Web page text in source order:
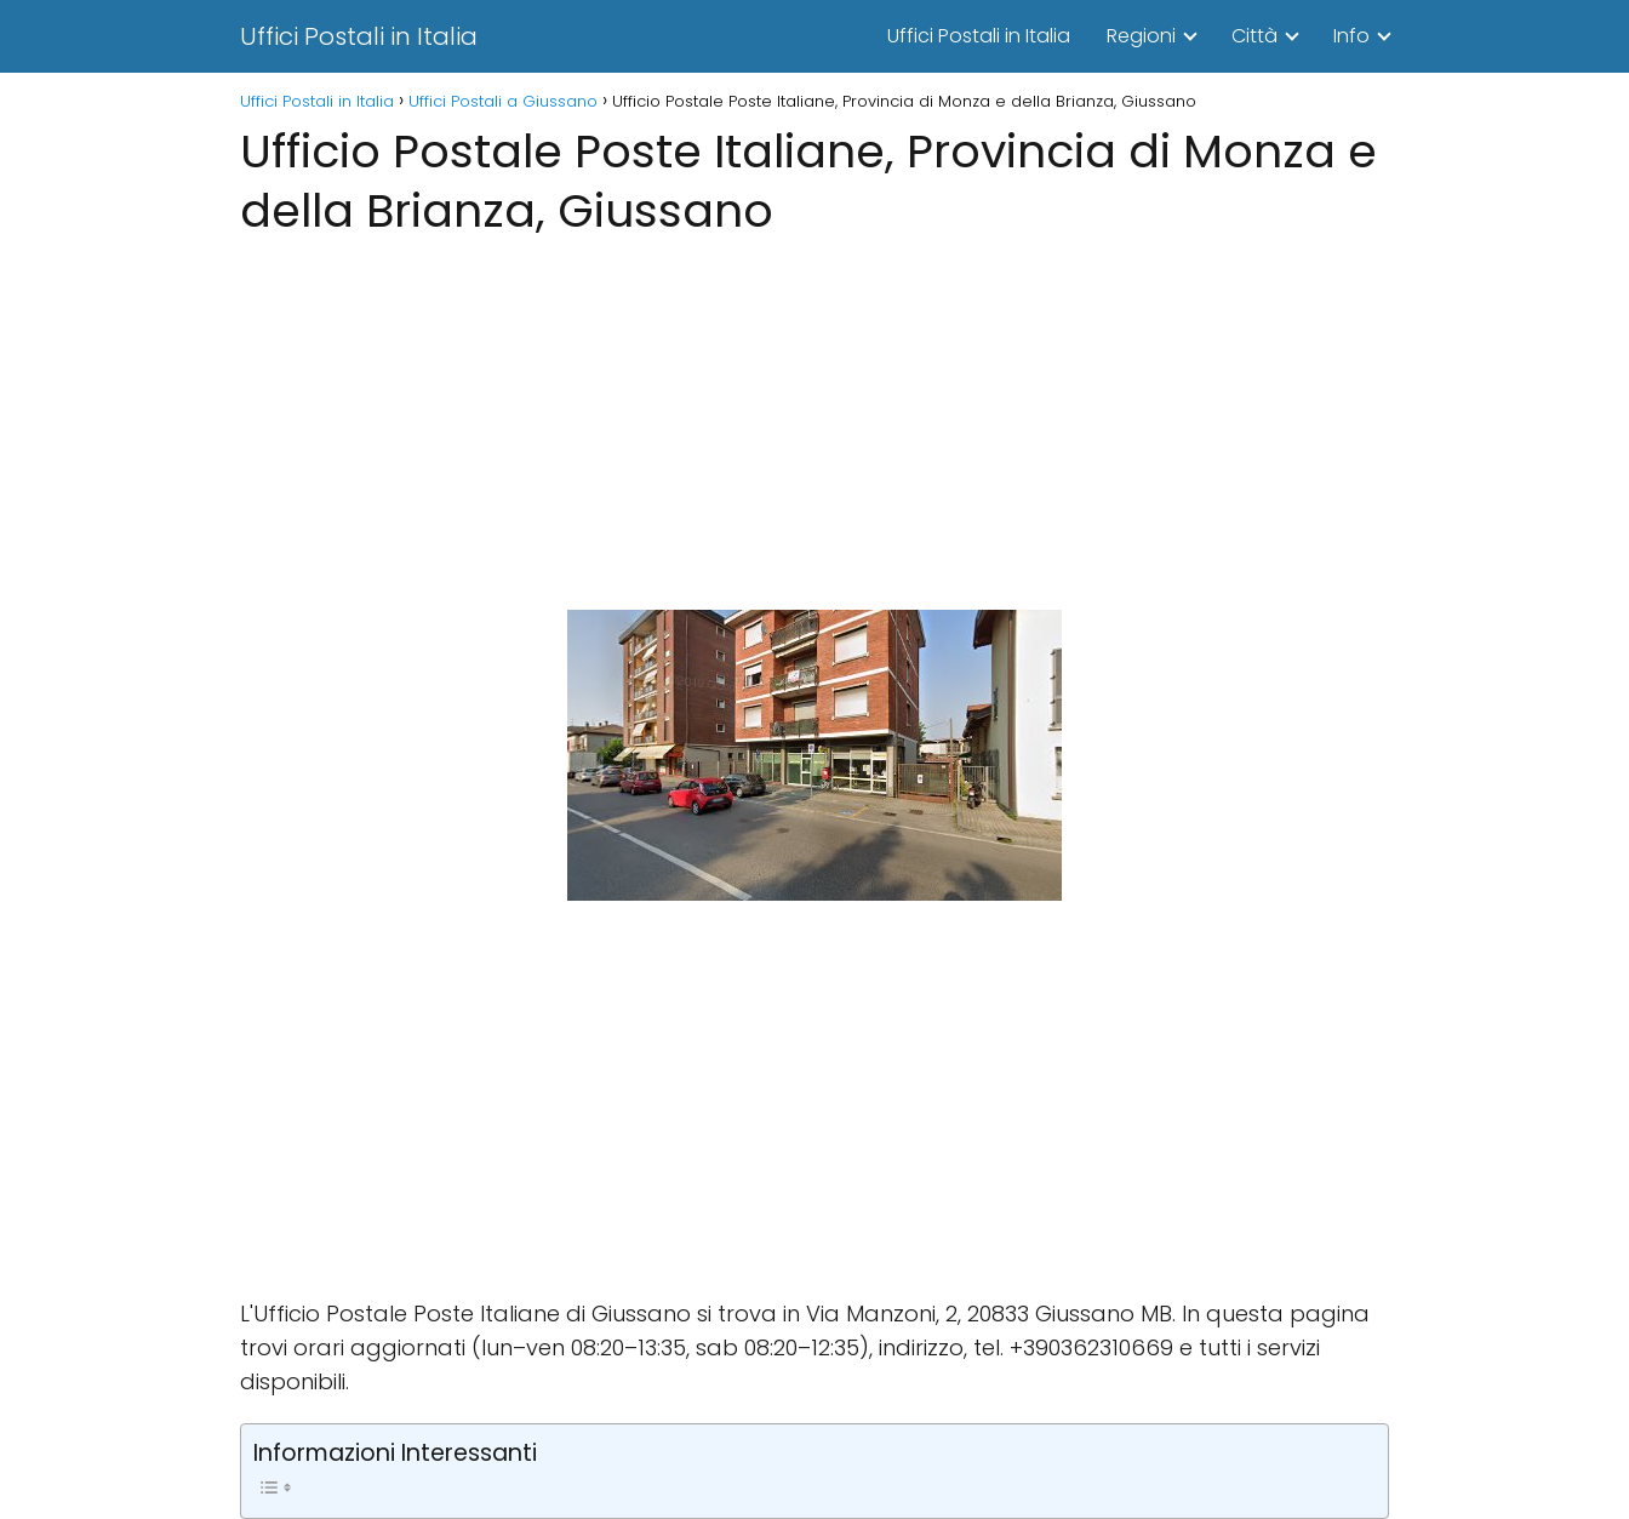
Uffici Postali in Italia Uffici Postali in Italia Regioni Città Info
Uffici Postali in Italia Uffici Postali a Giussano Ufficio Postale Poste Italiane, Provincia di Monza e della Brianza, Giussano
Ufficio Postale Poste Italiane, Provincia di Monza e
della Brianza, Giussano
L'Ufficio Postale Poste Italiane di Giussano si trova in Via Manzoni, 2, 20833 Giussano MB. In questa pagina
trovi orari aggiornati (lun–ven 08:20–13:35, sab 08:20–12:35), indirizzo, tel. +390362310669 e tutti i servizi
disponibili.
Informazioni Interessanti